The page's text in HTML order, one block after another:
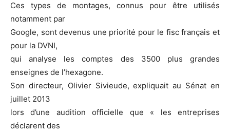
Ces types de montages, connus pour être utilisés
notamment par
Google, sont devenus une priorité pour le fisc français et
pour la DVNI,
qui analyse les comptes des 3500 plus grandes
enseignes de l’hexagone.
Son directeur, Olivier Sivieude, expliquait au Sénat en
juillet 2013
lors d’une audition officielle que « les entreprises
déclarent des